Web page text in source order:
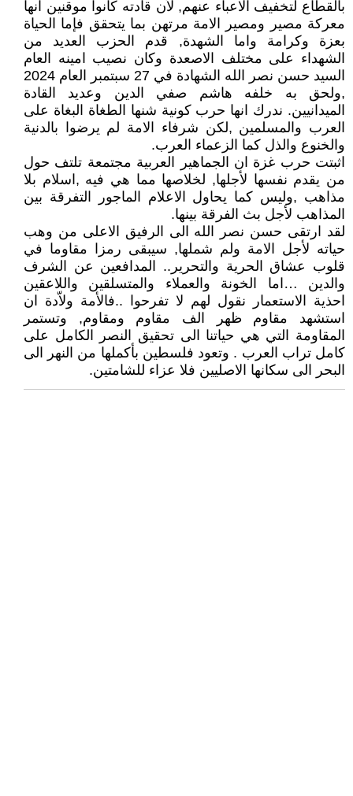
بالقطاع لتخفيف الاعباء عنهم, لأن قادته كانوا موقنين انها
معركة مصير ومصير الامة مرتهن بما يتحقق فإما الحياة
بعزة وكرامة واما الشهدة, قدم الحزب العديد من
الشهداء على مختلف الاصعدة وكان نصيب امينه العام
السيد حسن نصر الله الشهادة في 27 سبتمبر العام 2024
,ولحق به خلفه هاشم صفي الدين وعديد القادة
الميدانيين. ندرك انها حرب كونية شنها الطغاة البغاة على
العرب والمسلمين ,لكن شرفاء الامة لم يرضوا بالدنية
والخنوع والذل كما الزعماء العرب.
اثبتت حرب غزة ان الجماهير العربية مجتمعة تلتف حول
من يقدم نفسها لأجلها, لخلاصها مما هي فيه ,اسلام بلا
مذاهب ,وليس كما يحاول الاعلام الماجور التفرقة بين
المذاهب لأجل بث الفرقة بينها.
لقد ارتقى حسن نصر الله الى الرفيق الاعلى من وهب
حياته لأجل الامة ولم شملها, سيبقى رمزا مقاوما في
قلوب عشاق الحرية والتحرير.. المدافعين عن الشرف
والدين …اما الخونة والعملاء والمتسلقين واللاعقين
احذية الاستعمار نقول لهم لا تفرحوا ..فالأمة ولاّدة ان
استشهد مقاوم ظهر الف مقاوم ومقاوم, وتستمر
المقاومة التي هي حياتنا الى تحقيق النصر الكامل على
كامل تراب العرب . وتعود فلسطين بأكملها من النهر الى
البحر الى سكانها الاصليين فلا عزاء للشامتين.